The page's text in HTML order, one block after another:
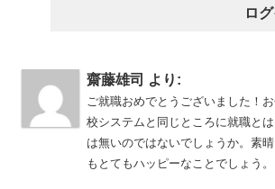
ロ
齋藤雄司 より:
ご就職おめでとうございました！
校システムと同じところに就職と
は無いのではないでしょうか。素
もとてもハッピーなことでしょう